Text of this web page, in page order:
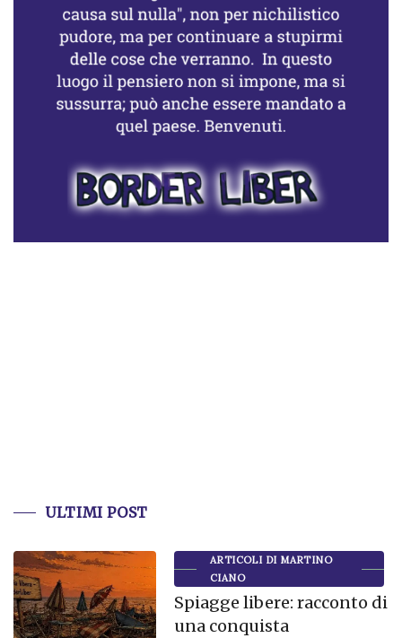
ULTIMI POST
ARTICOLI DI MARTINO
CIANO
Spiagge libere: racconto di
una conquista